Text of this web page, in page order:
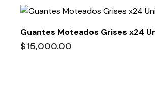
Guantes Moteados Grises x24
$15,000.00